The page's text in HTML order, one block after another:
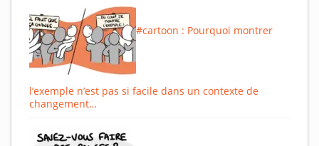
#cartoon : Pourquoi montrer
l’exemple n’est pas si facile dans un contexte de
changement…